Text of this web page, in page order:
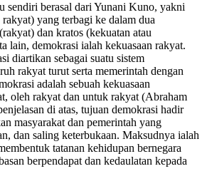
sendiri berasal dari Yunani Kuno, yakni
yang terbagi ke dalam dua
dan kratos (kekuatan atau
lain, demokrasi ialah kekuasaan rakyat.
diartikan sebagai suatu sistem
rakyat turut serta memerintah dengan
adalah sebuah kekuasaan
oleh rakyat dan untuk rakyat (Abraham
di atas, tujuan demokrasi hadir
masyarakat dan pemerintah yang
dan saling keterbukaan. Maksudnya ialah
tatanan kehidupan bernegara
berpendapat dan kedaulatan kepada